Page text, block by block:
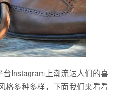
Instagram上潮流达人们的喜
格多种多样，下面我们来看看